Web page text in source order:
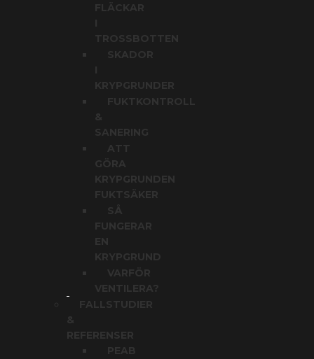
FLÄCKAR
TROSSBOTTEN
SKADOR
KRYPGRUNDER
FUKTKONTROLL
&
SANERING
ATT
GÖRA
KRYPGRUNDEN
FUKTSÄKER
SÅ
FUNGERAR
KRYPGRUND
VARFÖR
VENTILERA?
FALLSTUDIER
&
REFERENSER
PEAB